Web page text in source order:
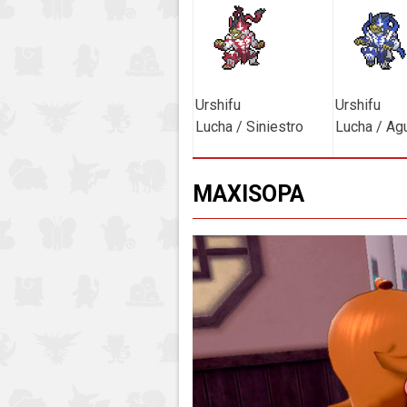
Urshifu
Lucha / Siniestro
Urshifu
Lucha /
MAXISOPA